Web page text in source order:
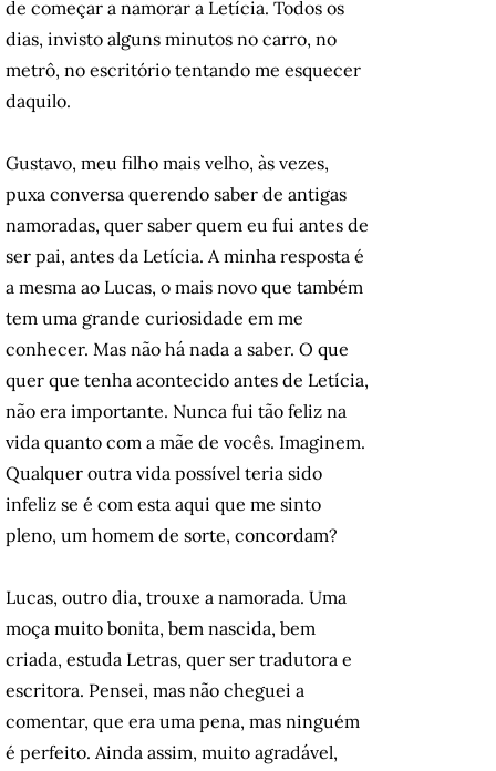
de começar a namorar a Letícia. Todos os
dias, invisto alguns minutos no carro, no
metrô, no escritório tentando me esquecer
daquilo.
Gustavo, meu filho mais velho, às vezes,
puxa conversa querendo saber de antigas
namoradas, quer saber quem eu fui antes de
ser pai, antes da Letícia. A minha resposta é
a mesma ao Lucas, o mais novo que também
tem uma grande curiosidade em me
conhecer. Mas não há nada a saber. O que
quer que tenha acontecido antes de Letícia,
não era importante. Nunca fui tão feliz na
vida quanto com a mãe de vocês. Imaginem.
Qualquer outra vida possível teria sido
infeliz se é com esta aqui que me sinto
pleno, um homem de sorte, concordam?
Lucas, outro dia, trouxe a namorada. Uma
moça muito bonita, bem nascida, bem
criada, estuda Letras, quer ser tradutora e
escritora. Pensei, mas não cheguei a
comentar, que era uma pena, mas ninguém
é perfeito. Ainda assim, muito agradável,